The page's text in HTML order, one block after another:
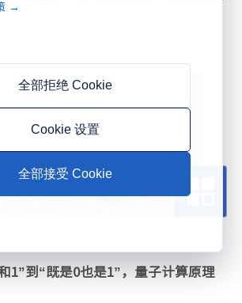
1”到“既是0也是1”，量子计算原理
→
全部拒绝 Cookie
Cookie 设置
全部接受 Cookie